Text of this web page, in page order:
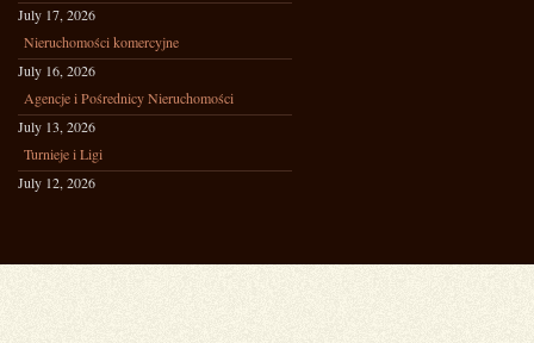
July 17, 2026
Nieruchomości komercyjne
July 16, 2026
Agencje i Pośrednicy Nieruchomości
July 13, 2026
Turnieje i Ligi
July 12, 2026